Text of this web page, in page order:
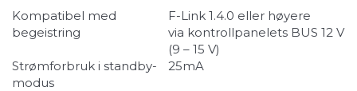
Kompatibel med
F-Link 1.4.0 eller høyere
begeistring
via kontrollpanelets BUS 12 V
(9 – 15 V)
Strømforbruk i standby-
modus
25mA